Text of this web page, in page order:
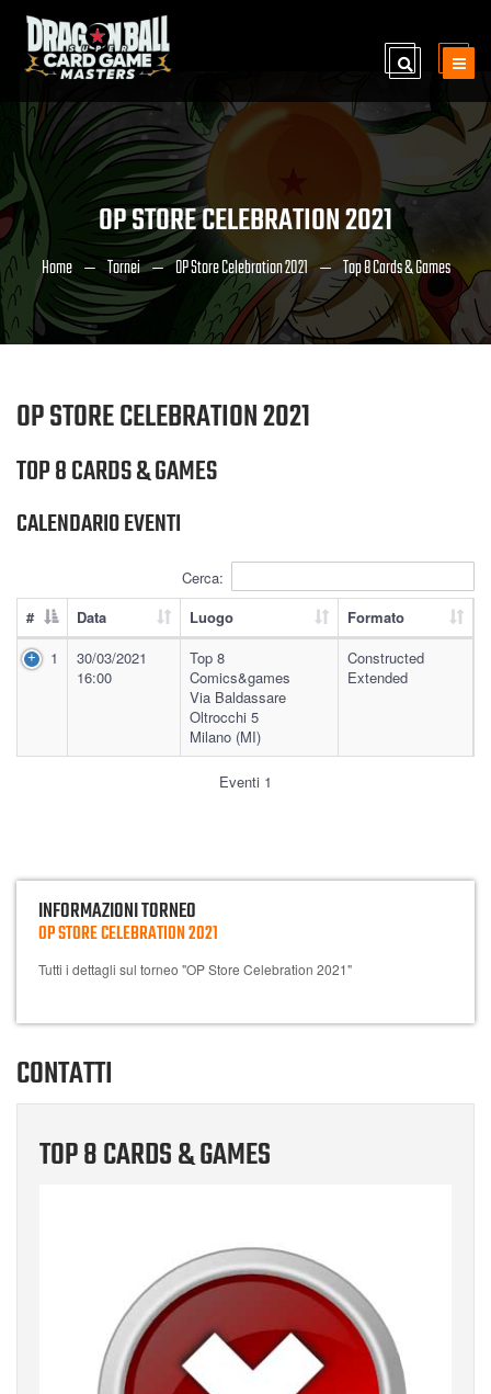
OP STORE CELEBRATION 2021
Home Tornei OP Store Celebration 2021 Top 8 Cards & Games
OP STORE CELEBRATION 2021
TOP 8 CARDS & GAMES
CALENDARIO EVENTI
Cerca:
#
Data Luogo
Formato
1
30/03/2021
16:00
Top 8
Comics&games
Via Baldassare
Oltrocchi 5
Milano (MI)
Constructed
Extended
Eventi 1
INFORMAZIONI TORNEO
OP STORE CELEBRATION 2021
Tutti i dettagli sul torneo "OP Store Celebration 2021"
CONTATTI
TOP 8 CARDS & GAMES